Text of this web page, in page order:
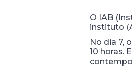
O IAB
instituto
No dia 7,
10 horas.